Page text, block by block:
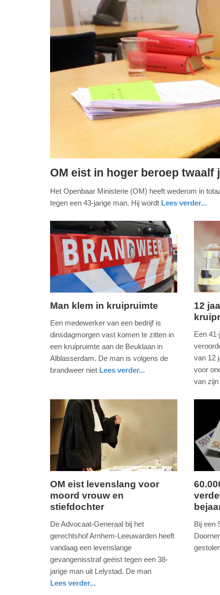
3.
november
-
20:26
Update:
09-
2025
OM eist in hoger beroep
Het Openbaar Ministerie (OM) heeft wederom in
tegen een 43-jarige man. Hij wordt Lees verder...
september
Update:
04-
2025
09:10
Man klem in kruipruimte
Een medewerker van een bedrijf is
dinsdagmorgen vast komen te zitten in
een kruipruimte aan de Beuklaan in
Alblasserdam. De man is volgens de
brandweer niet Lees verder...
dinsdag,
Update:
2025
09:10
12
Een
van 12
voor
van zijn
dinsdag,
17.
-
Update:
OM eist levenslang voor
moord vrouw en
stiefdochter
De Advocaat-Generaal bij het
gerechtshof Arnhem-Leeuwarden heeft
vandaag een levenslange
gevangenisstraf geëist tegen een 38-
jarige man uit Lelystad. De man
Lees verder...
7.
2017
12:18
Bij een